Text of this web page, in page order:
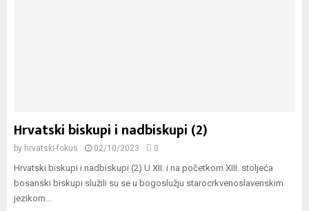
Hrvatski biskupi i nadbiskupi (2)
by hrvatski-fokus 02/10/2023 0
Hrvatski biskupi i nadbiskupi (2) U XII. i na početkom XIII. stoljeća
bosanski biskupi služili su se u bogoslužju starocrkvenoslavenskim
jezikom...